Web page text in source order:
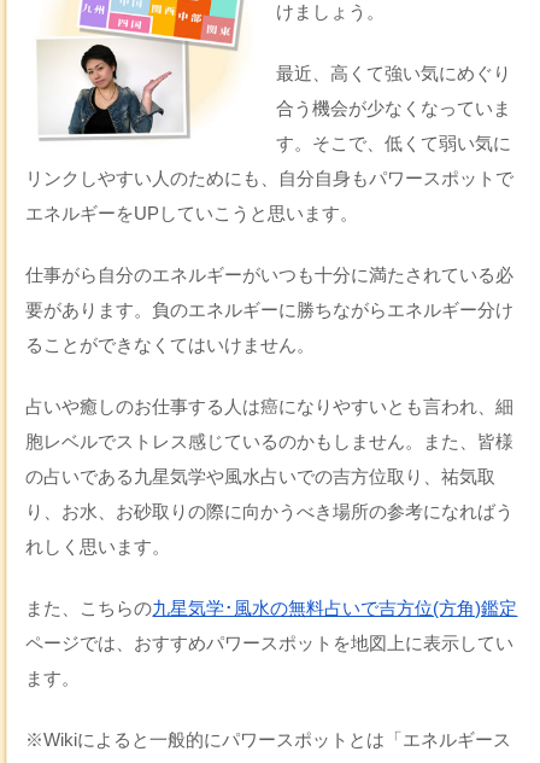
けましょう。
最近、高くて強い気にめぐり
合う機会が少なくなっていま
す。そこで、低くて弱い気に
リンクしやすい人のためにも、自分自身もパワースポットで
エネルギーをUPしていこうと思います。
仕事がら自分のエネルギーがいつも十分に満たされている必
要があります。負のエネルギーに勝ちながらエネルギー分け
ることができなくてはいけません。
占いや癒しのお仕事する人は癌になりやすいとも言われ、細
胞レベルでストレス感じているのかもしません。また、皆様
の占いである九星気学や風水占いでの吉方位取り、祐気取
り、お水、お砂取りの際に向かうべき場所の参考になればう
れしく思います。
また、こちらの九星気学･風水の無料占いで吉方位(方角)鑑定
ページでは、おすすめパワースポットを地図上に表示してい
ます。
※Wikiによると一般的にパワースポットとは「エネルギース